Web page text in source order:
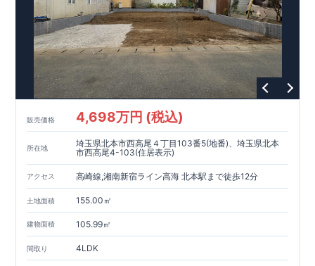
販売価格 4,698万円 (税込)
所在地
埼玉県北本市西高尾４丁目103番5(地番)、埼玉県北本
市西高尾4-103(住居表示)
アクセス 高崎線,湘南新宿ライン高海 北本駅まで徒歩12分
土地面積 155.00㎡
建物面積 105.99㎡
間取り 4LDK